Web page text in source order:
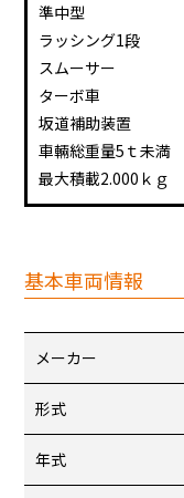
準中型
ラッシング1段
スムーサー
ターボ車
坂道補助装置
車輛総重量5ｔ未満
最大積載2.000ｋｇ
基本車両情報
メーカー
形式
年式